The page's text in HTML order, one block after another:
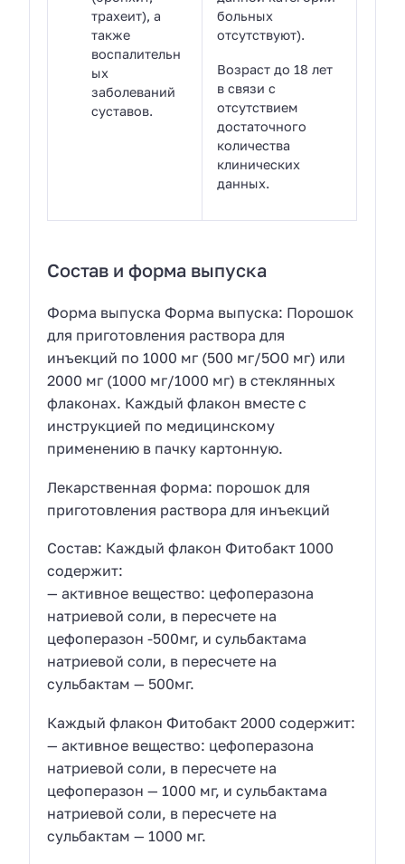
трахеит), а
также
воспалительн
ых
заболеваний
суставов.
больных
отсутствуют).
Возраст до 18 лет
в связи с
отсутствием
достаточного
количества
клинических
данных.
Состав и форма выпуска
Форма выпуска Форма выпуска: Порошок
для приготовления раствора для
инъекций по 1000 мг (500 мг/5О0 мг) или
2000 мг (1000 мг/1000 мг) в стеклянных
флаконах. Каждый флакон вместе с
инструкцией по медицинскому
применению в пачку картонную.
Лекарственная форма: порошок для
приготовления раствора для инъекций
Состав: Каждый флакон Фитобакт 1000
содержит:
— активное вещество: цефоперазона
натриевой соли, в пересчете на
цефоперазон -500мг, и сульбактама
натриевой соли, в пересчете на
сульбактам — 500мг.
Каждый флакон Фитобакт 2000 содержит:
— активное вещество: цефоперазона
натриевой соли, в пересчете на
цефоперазон — 1000 мг, и сульбактама
натриевой соли, в пересчете на
сульбактам — 1000 мг.